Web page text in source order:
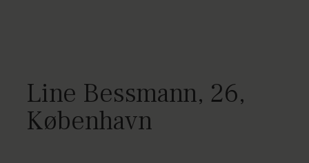
Line Bessmann, 26,
København